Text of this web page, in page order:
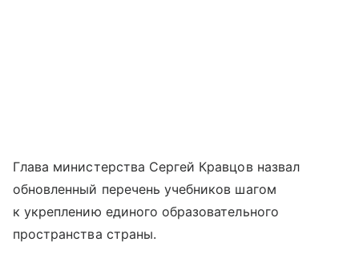
Глава министерства Сергей Кравцов назвал
обновленный перечень учебников шагом
к укреплению единого образовательного
пространства страны.